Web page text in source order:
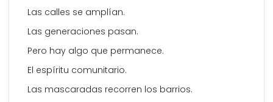
Las calles se amplían.
Las generaciones pasan.
Pero hay algo que permanece.
El espíritu comunitario.
Las mascaradas recorren los barrios.